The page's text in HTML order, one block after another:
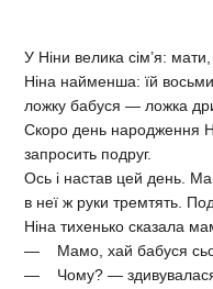
У Ніни велика сім’я:
Ніна найменша: їй
ложку бабуся — ложка
Скоро день народження
запросить подруг.
Ось і настав цей день.
в неї ж руки тремтять.
Ніна тихенько сказала
— Мамо, хай бабуся
— Чому? —